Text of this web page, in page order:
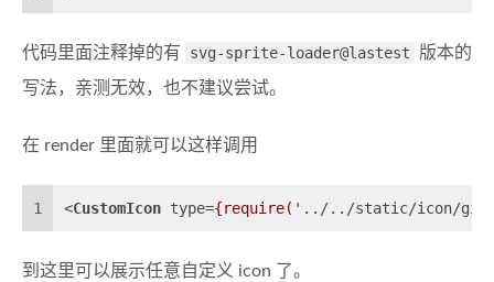
代码里面注释掉的有 svg-sprite-loader@lastest
版本的
写法，亲测无效，也不建议尝试。
在 render 里面就可以这样调用
1 <CustomIcon type={require( ' .. /.. /static/icon/
到这里可以展示任意自定义 icon 了。